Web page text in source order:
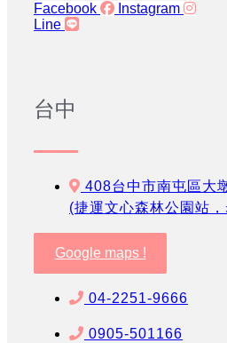
Facebook
Instagram
Line
台中
408台中市南屯區大
(捷運文心森林公園站
Google maps !
04-2251-9666
0905-501166